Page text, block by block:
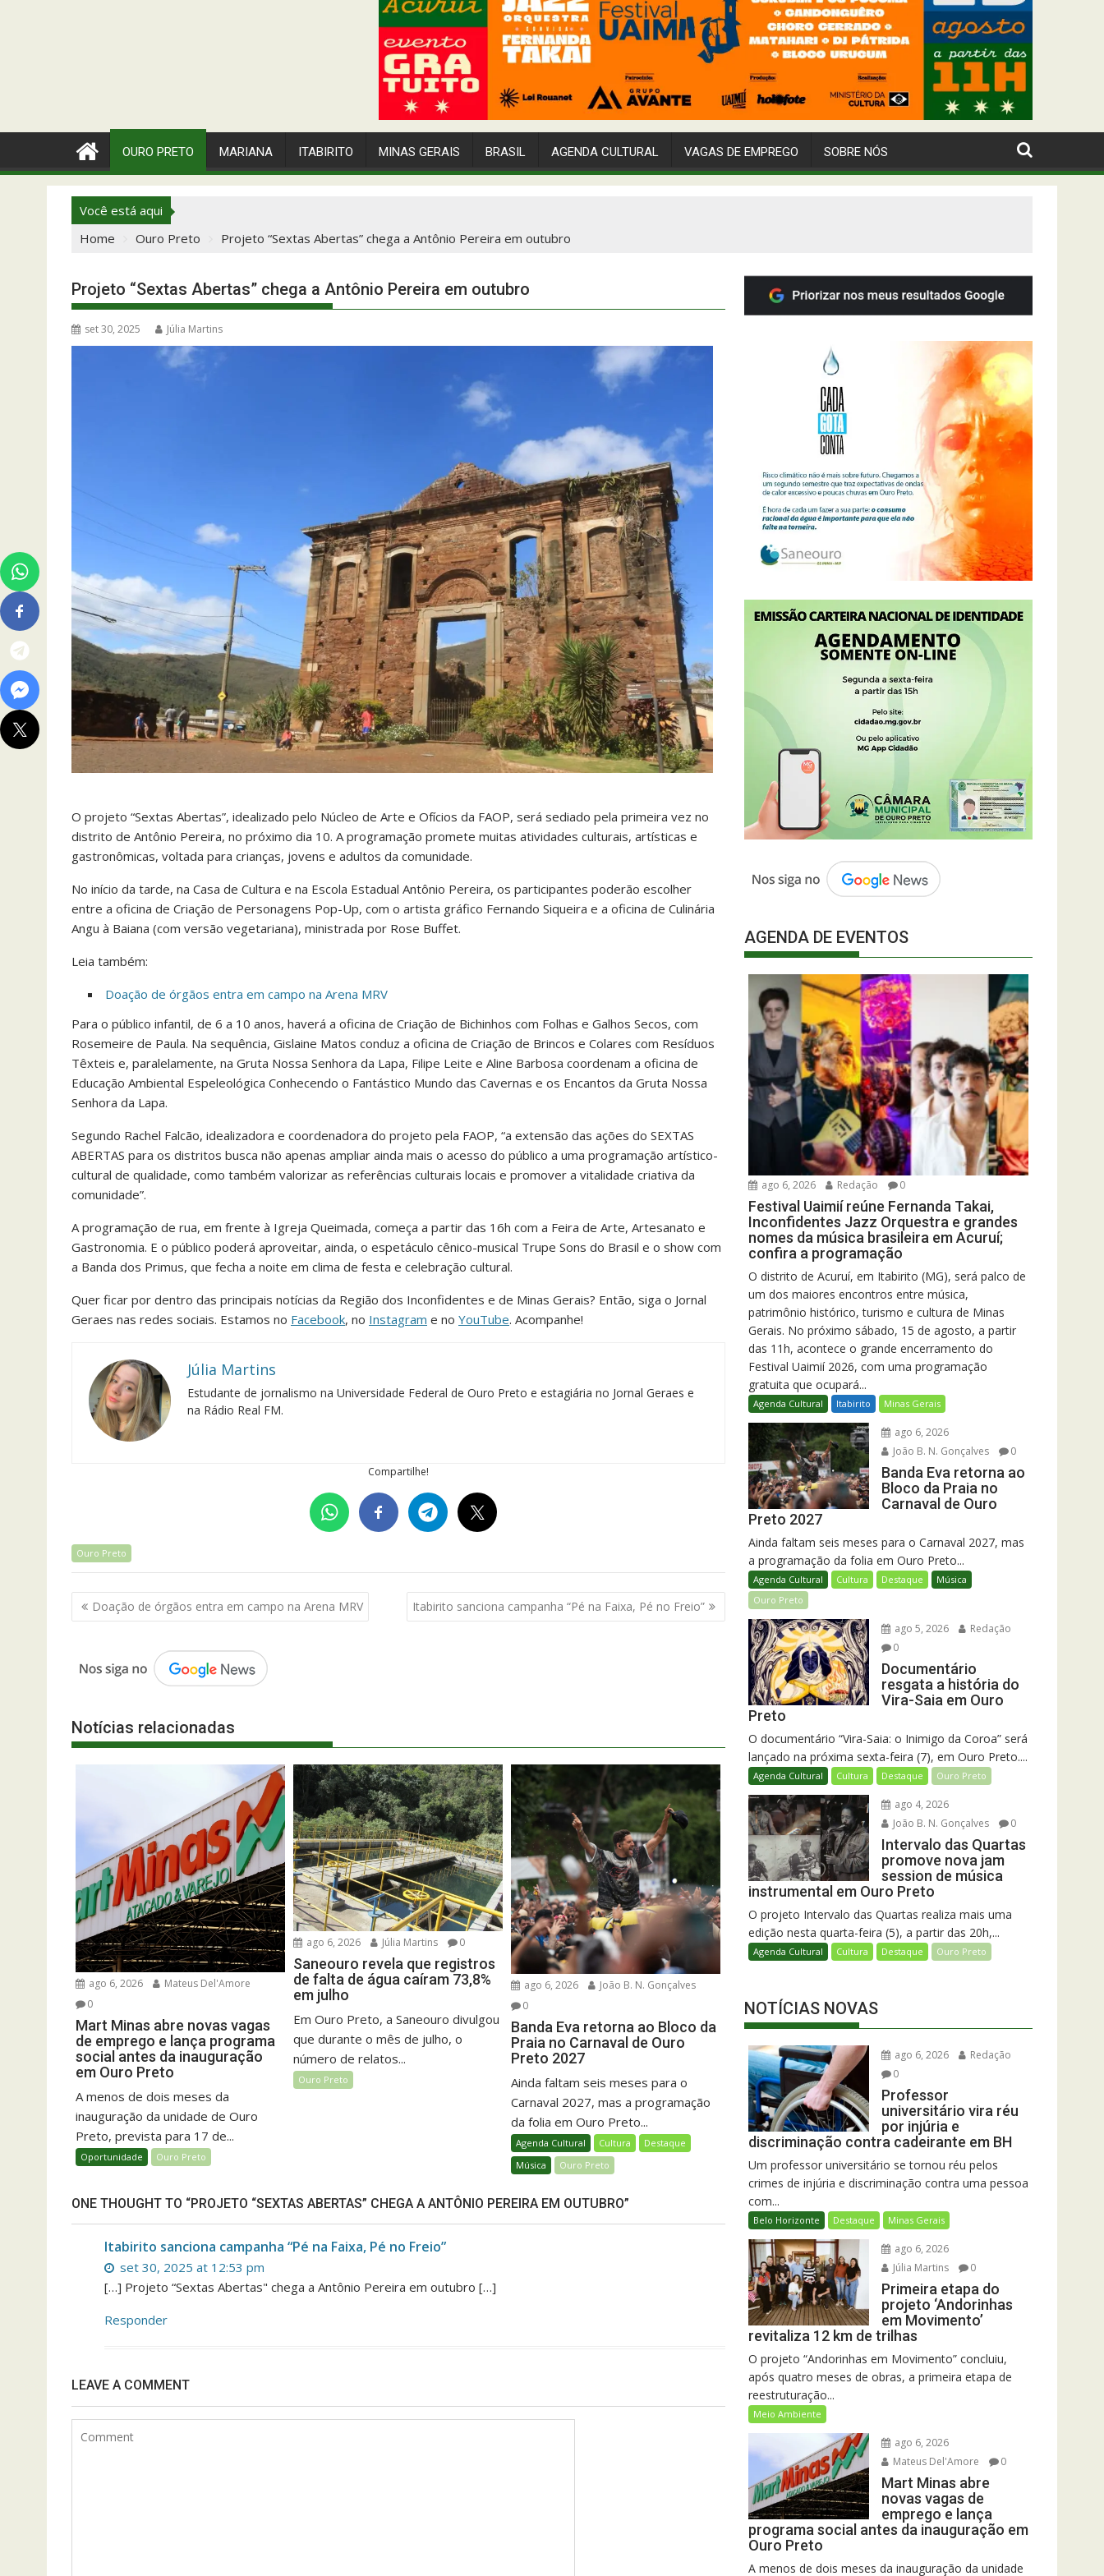
OURO PRETO MARIANA ITABIRITO MINAS GERAIS BRASIL AGENDA CULTURAL VAGAS DE EMPREGO SOBRE NÓS
Você está aqui
Home
Ouro Preto Projeto “Sextas Abertas” chega a Antônio Pereira em outubro
Projeto “Sextas Abertas” chega a Antônio Pereira em outubro
set 30, 2025 Júlia Martins
O projeto “Sextas Abertas”, idealizado pelo Núcleo de Arte e Ofícios da FAOP, será sediado pela primeira vez no
distrito de Antônio Pereira, no próximo dia 10. A programação promete muitas atividades culturais, artísticas e
gastronômicas, voltada para crianças, jovens e adultos da comunidade.
No início da tarde, na Casa de Cultura e na Escola Estadual Antônio Pereira, os participantes poderão escolher
entre a oficina de Criação de Personagens Pop-Up, com o artista gráfico Fernando Siqueira e a oficina de Culinária
Angu à Baiana (com versão vegetariana), ministrada por Rose Buffet.
Leia também:
Doação de órgãos entra em campo na Arena MRV
Para o público infantil, de 6 a 10 anos, haverá a oficina de Criação de Bichinhos com Folhas e Galhos Secos, com
Rosemeire de Paula. Na sequência, Gislaine Matos conduz a oficina de Criação de Brincos e Colares com Resíduos
Têxteis e, paralelamente, na Gruta Nossa Senhora da Lapa, Filipe Leite e Aline Barbosa coordenam a oficina de
Educação Ambiental Espeleológica Conhecendo o Fantástico Mundo das Cavernas e os Encantos da Gruta Nossa
Senhora da Lapa.
Segundo Rachel Falcão, idealizadora e coordenadora do projeto pela FAOP, “a extensão das ações do SEXTAS
ABERTAS para os distritos busca não apenas ampliar ainda mais o acesso do público a uma programação artístico-
cultural de qualidade, como também valorizar as referências culturais locais e promover a vitalidade criativa da
comunidade”.
A programação de rua, em frente à Igreja Queimada, começa a partir das 16h com a Feira de Arte, Artesanato e
Gastronomia. E o público poderá aproveitar, ainda, o espetáculo cênico-musical Trupe Sons do Brasil e o show com
a Banda dos Primus, que fecha a noite em clima de festa e celebração cultural.
Quer ficar por dentro das principais notícias da Região dos Inconfidentes e de Minas Gerais? Então, siga o Jornal
Geraes nas redes sociais. Estamos no Facebook, no Instagram e no YouTube. Acompanhe!
Júlia Martins
Estudante de jornalismo na Universidade Federal de Ouro Preto e estagiária no Jornal Geraes e
na Rádio Real FM.
Compartilhe!
Ouro Preto
Navegação
de
Doação de órgãos entra em campo na Arena MRV Itabirito sanciona campanha “Pé na Faixa, Pé no Freio”
Notícias relacionadas
ago 6, 2026
Mateus Del'Amore
0
Mart Minas abre novas vagas
de emprego e lança programa
social antes da inauguração
em Ouro Preto
A menos de dois meses da
inauguração da unidade de Ouro
Preto, prevista para 17 de...
Oportunidade Ouro Preto
ago 6, 2026 Júlia Martins 0
Saneouro revela que registros
de falta de água caíram 73,8%
em julho
Em Ouro Preto, a Saneouro divulgou
que durante o mês de julho, o
número de relatos...
Ouro Preto
ago 6, 2026
João B. N. Gonçalves
0
Banda Eva retorna ao Bloco da
Praia no Carnaval de Ouro
Preto 2027
Ainda faltam seis meses para o
Carnaval 2027, mas a programação
da folia em Ouro Preto...
Agenda Cultural Cultura
Destaque
Música
Ouro Preto
ONE THOUGHT TO “PROJETO “SEXTAS ABERTAS” CHEGA A ANTÔNIO PEREIRA EM OUTUBRO”
Itabirito sanciona campanha “Pé na Faixa, Pé no Freio”
set 30, 2025 at 12:53 pm
[…] Projeto “Sextas Abertas" chega a Antônio Pereira em outubro […]
Responder
LEAVE A COMMENT
AGENDA DE EVENTOS
ago 6, 2026 Redação 0
Festival Uaimií reúne Fernanda Takai,
Inconfidentes Jazz Orquestra e grandes
nomes da música brasileira em Acuruí;
confira a programação
O distrito de Acuruí, em Itabirito (MG), será palco de
um dos maiores encontros entre música,
patrimônio histórico, turismo e cultura de Minas
Gerais. No próximo sábado, 15 de agosto, a partir
das 11h, acontece o grande encerramento do
Festival Uaimií 2026, com uma programação
gratuita que ocupará...
Agenda Cultural Itabirito Minas Gerais
ago 6, 2026
João B. N. Gonçalves
0
Banda Eva retorna ao
Bloco da Praia no
Carnaval de Ouro
Preto 2027
Ainda faltam seis meses para o Carnaval 2027, mas
a programação da folia em Ouro Preto...
Agenda Cultural Cultura Destaque
Música
Ouro Preto
ago 5, 2026
Redação
0
Documentário
resgata a história do
Vira-Saia em Ouro
Preto
O documentário “Vira-Saia: o Inimigo da Coroa” será
lançado na próxima sexta-feira (7), em Ouro Preto....
Agenda Cultural Cultura Destaque Ouro Preto
ago 4, 2026
João B. N. Gonçalves
0
Intervalo das Quartas
promove nova jam
session de música
instrumental em Ouro Preto
O projeto Intervalo das Quartas realiza mais uma
edição nesta quarta-feira (5), a partir das 20h,...
Agenda Cultural Cultura Destaque Ouro Preto
NOTÍCIAS NOVAS
ago 6, 2026
Redação
0
Professor
universitário vira réu
por injúria e
discriminação contra cadeirante em BH
Um professor universitário se tornou réu pelos
crimes de injúria e discriminação contra uma pessoa
com...
Belo Horizonte Destaque Minas Gerais
ago 6, 2026
Júlia Martins
0
Primeira etapa do
projeto ‘Andorinhas
em Movimento’
revitaliza 12 km de trilhas
O projeto “Andorinhas em Movimento” concluiu,
após quatro meses de obras, a primeira etapa de
reestruturação...
Meio Ambiente
ago 6, 2026
Mateus Del'Amore
0
Mart Minas abre
novas vagas de
emprego e lança
programa social antes da inauguração em
Ouro Preto
A menos de dois meses da inauguração da unidade